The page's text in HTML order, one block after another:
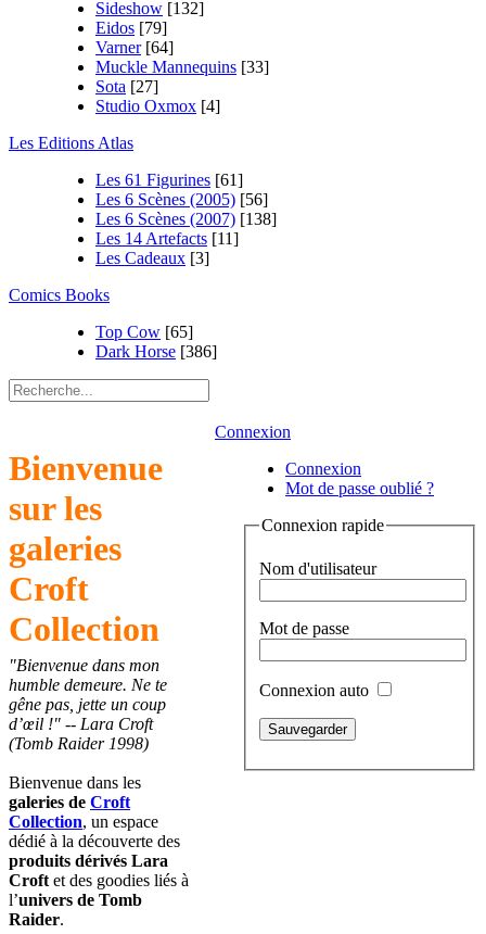
Sideshow [132]
Eidos [79]
Varner [64]
Muckle Mannequins [33]
Sota [27]
Studio Oxmox [4]
Les Editions Atlas
Les 61 Figurines [61]
Les 6 Scènes (2005) [56]
Les 6 Scènes (2007) [138]
Les 14 Artefacts [11]
Les Cadeaux [3]
Comics Books
Top Cow [65]
Dark Horse [386]
Connexion
Connexion
Mot de passe oublié ?
Connexion rapide
Nom d'utilisateur
Mot de passe
Connexion auto
Bienvenue
sur les
galeries
Croft
Collection
"Bienvenue dans mon
humble demeure. Ne te
gêne pas, jette un coup
d’œil !" -- Lara Croft
(Tomb Raider 1998)
Bienvenue dans les
galeries de Croft
Collection, un espace
dédié à la découverte des
produits dérivés Lara
Croft et des goodies liés à
l’univers de Tomb
Raider.